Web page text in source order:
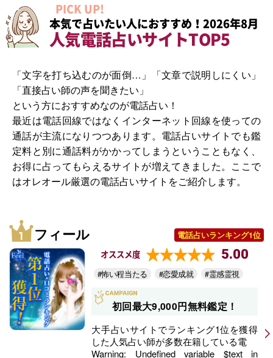
PICK UP!
本気で占いたい人におすすめ！2026年8月
人気電話占いサイトTOP5
「文字を打ち込むのが面倒…」「文章で説明しにくい」
「直接占い師の声を聞きたい」
という方におすすめなのが電話占い！
最近は電話回線ではなくインターネット回線を使っての
通話が主流になりつつあります。電話占いサイトでも鑑
定料と別に通話料がかかってしまうということもなく、
お得に占ってもらえるサイトが増えてきました。ここで
はオレオール厳選の電話占いサイトをご紹介します。
フィール 電話占いランキング1位
オススメ度 5.00
#怖い程当たる #恋愛成就 #霊感霊視
初回最大9,000円無料鑑定！
大手占いサイトでランキング1位を獲得
した人気占い師が多数在籍している電
Warning: Undefined variable $text in